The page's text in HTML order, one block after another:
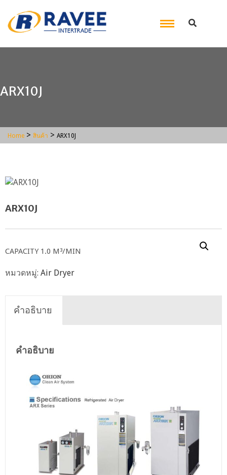
ARX10J
Home > สินค้า > ARX10J
ARX10J
CAPACITY 1.0 M³/MIN
หมวดหมู่: Air Dryer
คำอธิบาย
คำอธิบาย